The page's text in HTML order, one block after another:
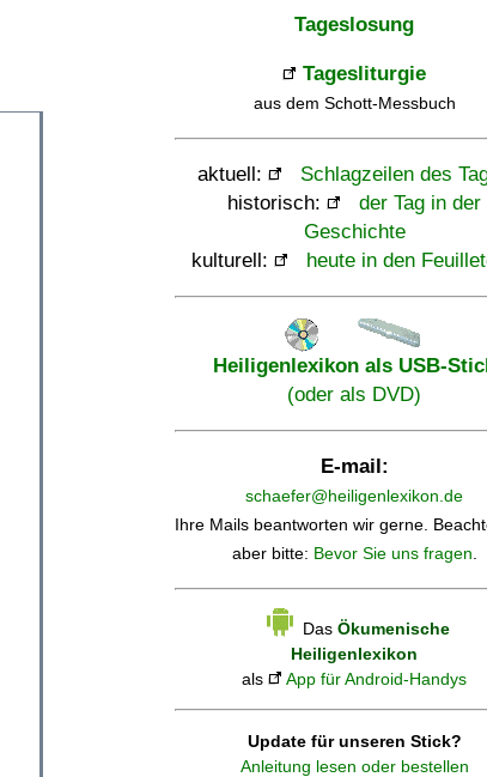
Tageslosung
Tagesliturgie
aus dem Schott-Messbuch
aktuell:
Schlagzeilen des
historisch:
der Tag in der
Geschichte
kulturell:
heute in den
Heiligenlexikon als USB-
(oder als DVD)
E-mail:
schaefer@heiligenlexikon.de
Ihre Mails beantworten wir gerne.
aber bitte: Bevor Sie uns fragen.
Das Ökumenische
Heiligenlexikon
als
App für Android-Handys
Update für unseren Stick?
Anleitung lesen oder bestellen